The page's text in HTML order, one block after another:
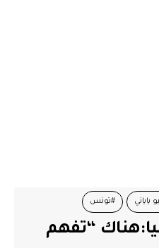
ياياني #تونس
“تفهم